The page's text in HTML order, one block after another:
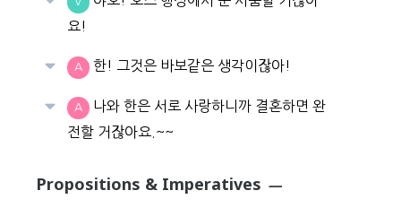
요!
A 한! 그것은 바보같은 생각이잖아!
A
나와 한은 서로 사랑하니까 결혼하면 완
전할 거잖아요.~~
Propositions & Imperatives —